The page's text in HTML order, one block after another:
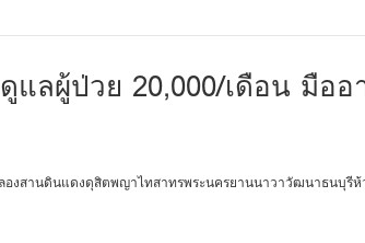
แลผู้ป่วย 20,000/เดือน มือ
องสานดินแดงดุสิตพญาไทสาทรพระนครยานนาวาวัฒนาธนบุรีห้